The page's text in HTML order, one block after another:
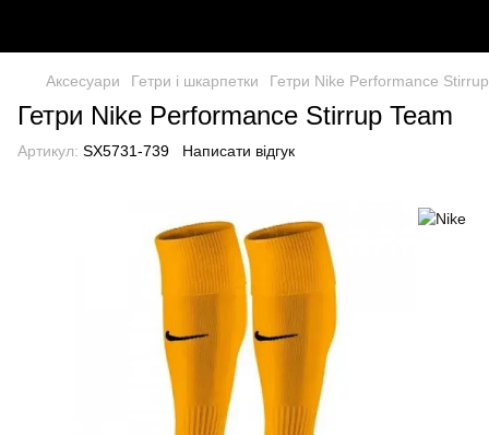
Аксесуари Гетри і шкарпетки Гетри Nike Performance
Гетри Nike Performance Stirrup Team
Артикул: SX5731-739 Написати відгук